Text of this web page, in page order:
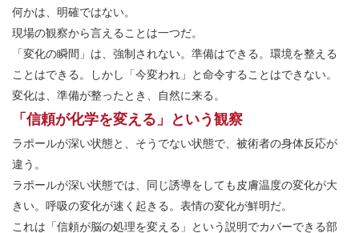
何かは、明確ではない。
現場の観察から言えることは一つだ。
「変化の瞬間」は、強制されない。準備はできる。環境を整える
ことはできる。しかし「今変われ」と命令することはできない。
変化は、準備が整ったとき、自然に来る。
「信頼が化学を変える」という観察
ラポールが深い状態と、そうでない状態で、被術者の身体反応が
違う。
ラポールが深い状態では、同じ誘導をしても皮膚温度の変化が大
きい。呼吸の変化が速く起きる。表情の変化が鮮明だ。
これは「信頼が脳の処理を変える」という説明でカバーできる部